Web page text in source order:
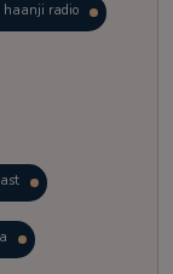
haanji radio